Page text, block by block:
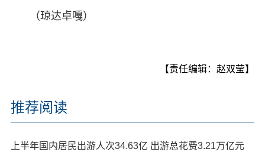
（琼达卓嘎）
【责任编辑：赵双莹】
推荐阅读
上半年国内居民出游人次34.63亿 出游总花费3.21万亿元